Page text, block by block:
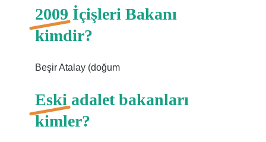
2009 İçişleri Bakanı
kimdir?
Beşir Atalay (doğum
Eski adalet bakanları
kimler?